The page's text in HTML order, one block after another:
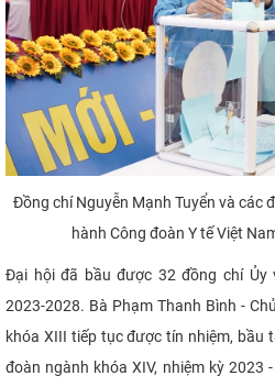
Đồng chí Nguyễn Mạnh Tuyển và các
hành Công đoàn Y tế Việt
Đại hội đã bầu được 32 đồng chí Ủy
2023-2028. Bà Phạm Thanh Bình -
khóa XIII tiếp tục được tín nhiệm, bầu
đoàn ngành khóa XIV, nhiệm kỳ 2023